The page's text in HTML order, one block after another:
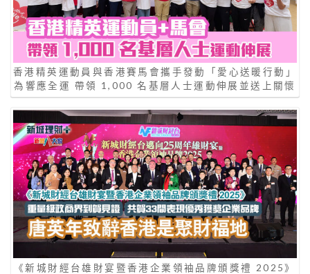
香港精英運動員與香港賽馬會攜手發動「愛心送暖行動」
為響應全運 帶領 1,000 名基層人士運動伸展並送上關懷
《新城財經台雄財宴暨香港企業領袖品牌頒獎禮 2025》